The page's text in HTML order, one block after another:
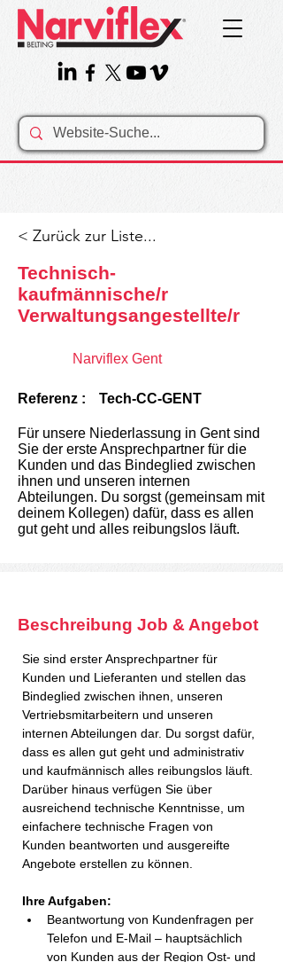
< Zurück zur Liste...
Technisch-
kaufmännische/r
Verwaltungsangestellte/r
Narviflex Gent
Referenz : Tech-CC-GENT
Für unsere Niederlassung in Gent sind
Sie der erste Ansprechpartner für die
Kunden und das Bindeglied zwischen
ihnen und unseren internen
Abteilungen. Du sorgst (gemeinsam mit
deinem Kollegen) dafür, dass es allen
gut geht und alles reibungslos läuft.
Beschreibung Job & Angebot
Sie sind erster Ansprechpartner für
Kunden und Lieferanten und stellen das
Bindeglied zwischen ihnen, unseren
Vertriebsmitarbeitern und unseren
internen Abteilungen dar. Du sorgst dafür,
dass es allen gut geht und administrativ
und kaufmännisch alles reibungslos läuft.
Darüber hinaus verfügen Sie über
ausreichend technische Kenntnisse, um
einfachere technische Fragen von
Kunden beantworten und ausgereifte
Angebote erstellen zu können.
Ihre Aufgaben:
Beantwortung von Kundenfragen per
Telefon und E-Mail – hauptsächlich
von Kunden aus der Region Ost- und